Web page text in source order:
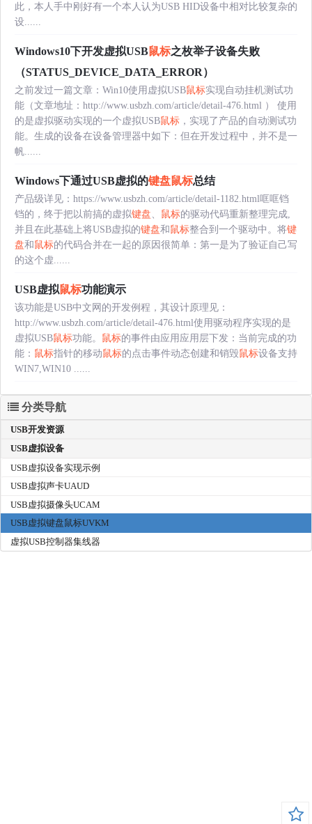
此，本人手中刚好有一个本人认为USB HID设备中相对比较复杂的
设......
Windows10下开发虚拟USB鼠标之枚举子设备失败
（STATUS_DEVICE_DATA_ERROR）
之前发过一篇文章：Win10使用虚拟USB鼠标实现自动挂机测试功
能（文章地址：http://www.usbzh.com/article/detail-476.html ） 使用
的是虚拟驱动实现的一个虚拟USB鼠标 ，实现了产品的自动测试功
能。生成的设备在设备管理器中如下：但在开发过程中，并不是一
帆......
Windows下通过USB虚拟的键盘鼠标总结
产品级详见：https://www.usbzh.com/article/detail-1182.html哐哐铛
铛的，终于把以前搞的虚拟键盘 鼠标的驱动代码重新整理完成,
并且在此基础上将USB虚拟的键盘和鼠标整合到一个驱动中。将键
盘和鼠标的代码合并在一起的原因很简单：第一是为了验证自己写
的这个虚......
USB虚拟鼠标功能演示
该功能是USB中文网的开发例程，其设计原理见：
http://www.usbzh.com/article/detail-476.html使用驱动程序实现的是
虚拟USB鼠标功能。 鼠标的事件由应用应用层下发：当前完成的功
能： 鼠标指针的移动鼠标的点击事件动态创建和销毁鼠标设备支持
WIN7,WIN10 ......
分类导航
USB开发资源
USB虚拟设备
USB虚拟设备实现示例
USB虚拟声卡UAUD
USB虚拟摄像头UCAM
USB虚拟键盘鼠标UVKM
虚拟USB控制器集线器